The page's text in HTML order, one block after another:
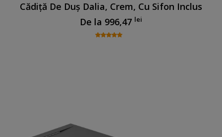
Cădiță De Duș Dalia, Crem, Cu Sifon Inclus
De la 996,47 lei